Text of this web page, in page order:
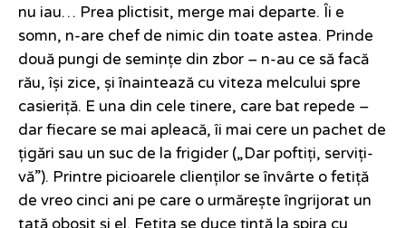
nu iau… Prea plictisit, merge mai departe. Îi e
somn, n-are chef de nimic din toate astea. Prinde
două pungi de semințe din zbor – n-au ce să facă
rău, își zice, și înaintează cu viteza melcului spre
casieriță. E una din cele tinere, care bat repede –
dar fiecare se mai apleacă, îi mai cere un pachet de
țigări sau un suc de la frigider („Dar poftiți, serviți-
vă”). Printre picioarele clienților se învârte o fetiță
de vreo cinci ani pe care o urmărește îngrijorat un